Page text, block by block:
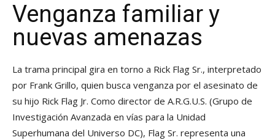
Venganza familiar y
nuevas amenazas
La trama principal gira en torno a Rick Flag Sr., interpretado
por Frank Grillo, quien busca venganza por el asesinato de
su hijo Rick Flag Jr. Como director de A.R.G.U.S. (Grupo de
Investigación Avanzada en vías para la Unidad
Superhumana del Universo DC), Flag Sr. representa una